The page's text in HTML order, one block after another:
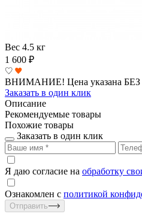
Вес 4.5 кг
1 600 ₽
ВНИМАНИЕ! Цена указана БЕЗ
Заказать в один клик
Описание
Рекомендуемые товары
Похожие товары
Заказать в один клик
Я даю согласие на обработку
Ознакомлен с политикой
Отправить